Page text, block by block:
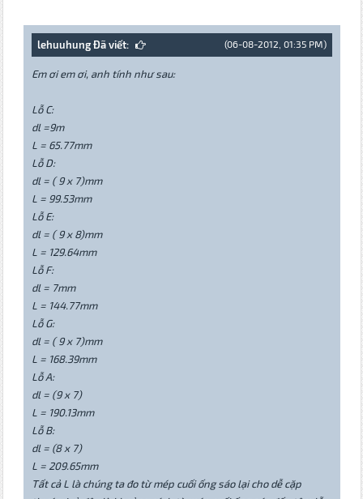
(06-08-2012, 01:35 PM)
lehuuhung Đã viết:
Em ơi em ơi, anh tính như sau:
Lỗ C:
dl =9m
L = 65.77mm
Lỗ D:
dl = ( 9 x 7)mm
L = 99.53mm
Lỗ E:
dl = ( 9 x 8)mm
L = 129.64mm
Lỗ F:
dl = 7mm
L = 144.77mm
Lỗ G:
dl = ( 9 x 7)mm
L = 168.39mm
Lỗ A:
dl = (9 x 7)
L = 190.13mm
Lỗ B:
dl = (8 x 7)
L = 209.65mm
Tất cả L là chúng ta đo từ mép cuối ống sáo lại cho dễ cặp